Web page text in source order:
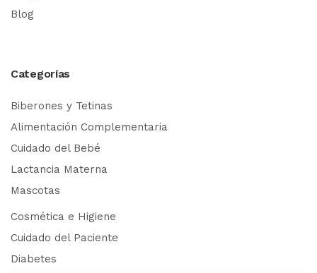
Blog
Categorías
Biberones y Tetinas
Alimentación Complementaria
Cuidado del Bebé
Lactancia Materna
Mascotas
Cosmética e Higiene
Cuidado del Paciente
Diabetes